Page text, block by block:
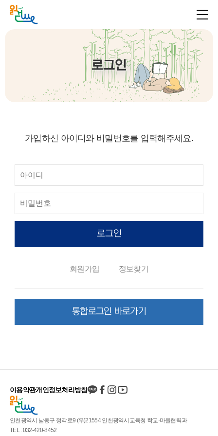
로그인
가입하신 아이디와 비밀번호를 입력해주세요.
로그인
회원가입 정보찾기
통합로그인 바로가기
인천광역시 남동구 정각로9 (우)21554 인천광역시교육청 학교·마을협력과
TEL : 032-420-8452
이용약관개인정보처리방침